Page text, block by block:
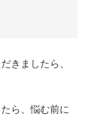
きましたら、
ら、悩む前に